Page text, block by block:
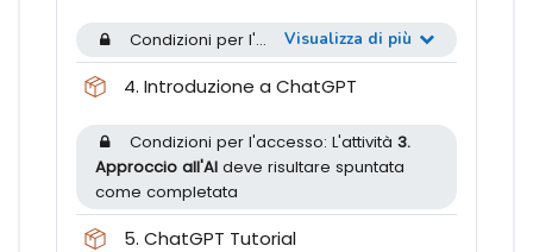
Visualizza di più
Condizioni per l'accesso: L'attività 2. Napkin.ai e
4. Introduzione a ChatGPT
Condizioni per l'accesso: L'attività 3.
Approccio all'AI deve risultare spuntata
come completata
5. ChatGPT TutorialPacchetto SCORM